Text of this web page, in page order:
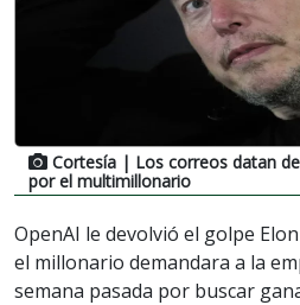
Cortesía | Los correos datan
por el multimillonario
OpenAI le devolvió el golpe
el millonario demandara a la
semana pasada por buscar